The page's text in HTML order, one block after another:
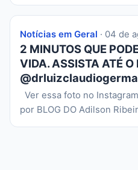
Notícias em Geral · 04 de
2 MINUTOS QUE
VIDA. ASSISTA ATÉ O
Ver essa foto no
por BLOG DO Adilson